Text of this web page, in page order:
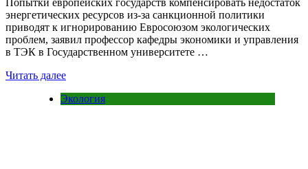
Попытки европейских государств компенсировать недостаток
энергетических ресурсов из-за санкционной политики
приводят к игнорированию Евросоюзом экологических
проблем, заявил профессор кафедры экономики и управления
в ТЭК в Государственном университете …
Читать далее
Экология